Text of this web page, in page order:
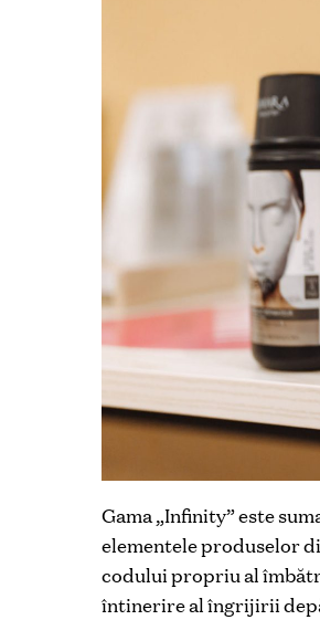
Gama „Infinity” este
elementele produselor
codului propriu al
întinerire al îngrijirii